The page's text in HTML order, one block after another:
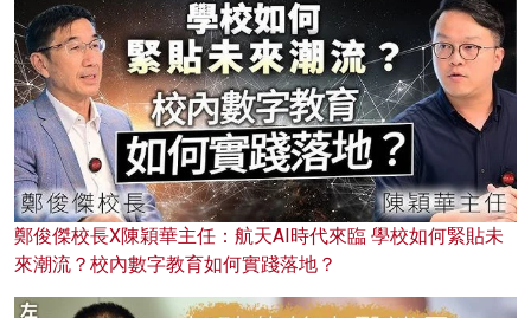
鄭俊傑校長X陳穎華主任：航天AI時代來臨 學校如何緊貼未
來潮流？校內數字教育如何實踐落地？